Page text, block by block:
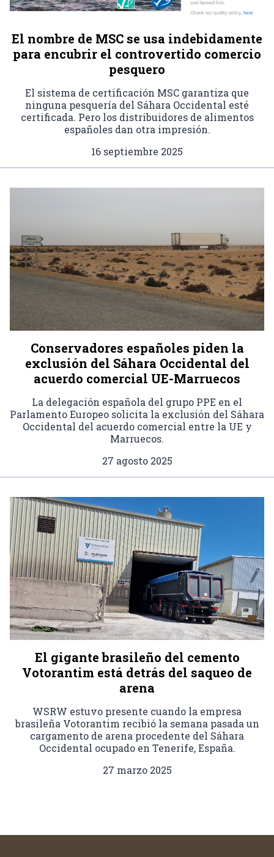
El nombre de MSC se usa indebidamente
para encubrir el controvertido comercio
pesquero
El sistema de certificación MSC garantiza que
ninguna pesquería del Sáhara Occidental esté
certificada. Pero los distribuidores de alimentos
españoles dan otra impresión.
16 septiembre 2025
Conservadores españoles piden la
exclusión del Sáhara Occidental del
acuerdo comercial UE-Marruecos
La delegación española del grupo PPE en el
Parlamento Europeo solicita la exclusión del Sáhara
Occidental del acuerdo comercial entre la UE y
Marruecos.
27 agosto 2025
El gigante brasileño del cemento
Votorantim está detrás del saqueo de
arena
WSRW estuvo presente cuando la empresa
brasileña Votorantim recibió la semana pasada un
cargamento de arena procedente del Sáhara
Occidental ocupado en Tenerife, España.
27 marzo 2025